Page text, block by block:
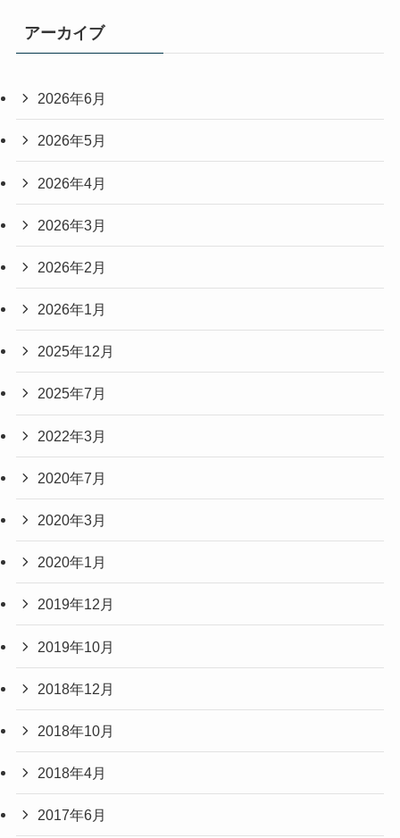
アーカイブ
2026年6月
2026年5月
2026年4月
2026年3月
2026年2月
2026年1月
2025年12月
2025年7月
2022年3月
2020年7月
2020年3月
2020年1月
2019年12月
2019年10月
2018年12月
2018年10月
2018年4月
2017年6月